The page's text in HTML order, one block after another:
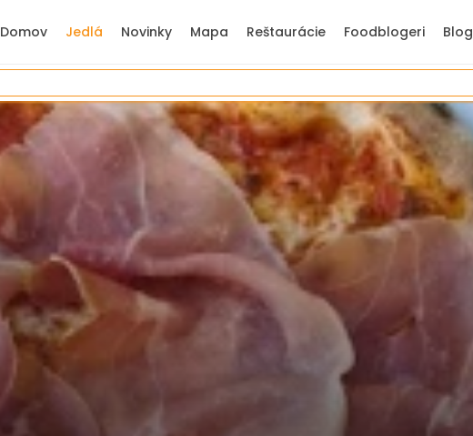
Domov Jedlá Novinky Mapa Reštaurácie Foodblogeri Blog